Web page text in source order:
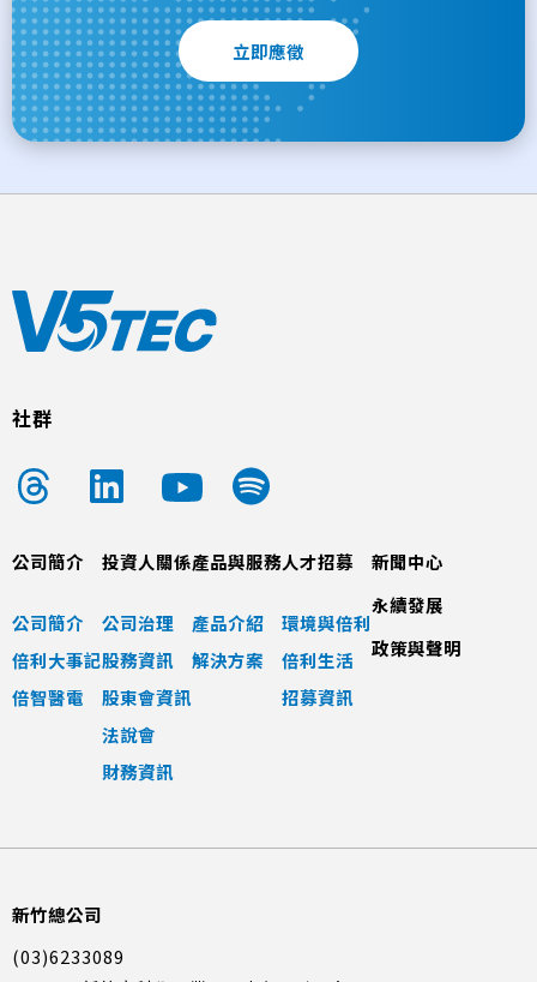
立即應徵
社群
公司簡介
公司簡介
倍利大事記
倍智醫電
投資人關係
公司治理
股務資訊
股東會資訊
法說會
財務資訊
產品與服務
產品介紹
解決方案
人才招募
環境與倍利
倍利生活
招募資訊
新聞中心
永續發展
政策與聲明
新竹總公司
(03)6233089